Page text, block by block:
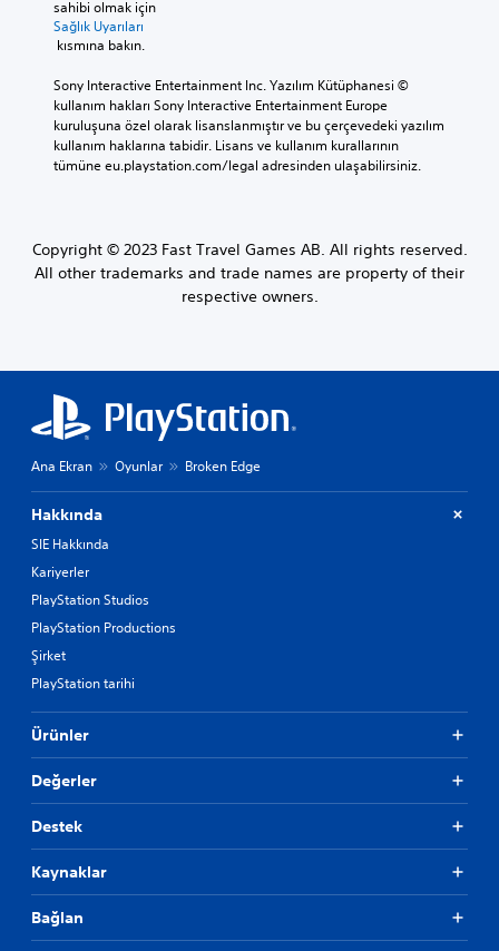
sahibi olmak için
Sağlık Uyarıları
kısmına bakın.
Sony Interactive Entertainment Inc. Yazılım Kütüphanesi ©
kullanım hakları Sony Interactive Entertainment Europe
kuruluşuna özel olarak lisanslanmıştır ve bu çerçevedeki yazılım
kullanım haklarına tabidir. Lisans ve kullanım kurallarının
tümüne eu.playstation.com/legal adresinden ulaşabilirsiniz.
Copyright © 2023 Fast Travel Games AB. All rights reserved.
All other trademarks and trade names are property of their
respective owners.
Ana Ekran Oyunlar Broken Edge
Hakkında
SIE Hakkında
Kariyerler
PlayStation Studios
PlayStation Productions
Şirket
PlayStation tarihi
Ürünler
Değerler
Destek
Kaynaklar
Bağlan